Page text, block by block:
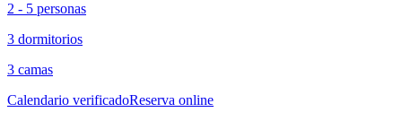
2 - 5 personas
3 dormitorios
3 camas
Calendario verificadoReserva online